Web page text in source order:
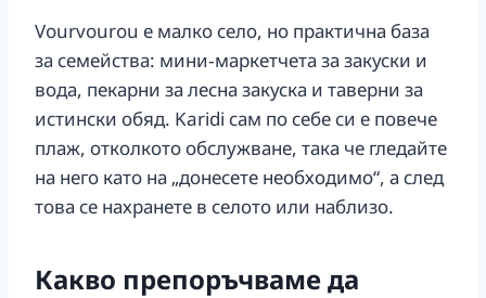
Vourvourou е малко село, но практична база
за семейства: мини‑маркетчета за закуски и
вода, пекарни за лесна закуска и таверни за
истински обяд. Karidi сам по себе си е повече
плаж, отколкото обслужване, така че гледайте
на него като на „донесете необходимо“, а след
това се нахранете в селото или наблизо.
Какво препоръчваме да